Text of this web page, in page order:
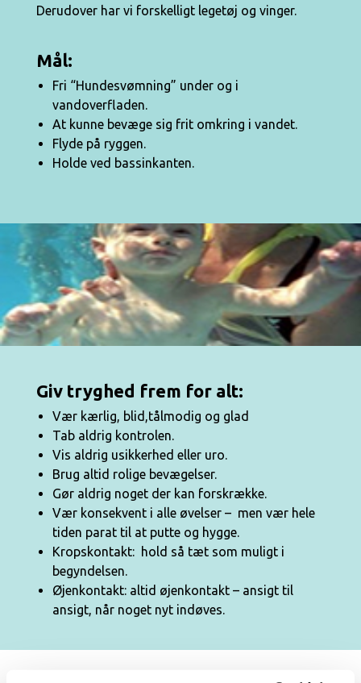
Derudover har vi forskelligt legetøj og vinger.
Mål:
Fri “Hundesvømning” under og i
vandoverfladen.
At kunne bevæge sig frit omkring i vandet.
Flyde på ryggen.
Holde ved bassinkanten.
Giv tryghed frem for alt:
Vær kærlig, blid,tålmodig og glad
Tab aldrig kontrolen.
Vis aldrig usikkerhed eller uro.
Brug altid rolige bevægelser.
Gør aldrig noget der kan forskrække.
Vær konsekvent i alle øvelser – men vær hele
tiden parat til at putte og hygge.
Kropskontakt: hold så tæt som muligt i
begyndelsen.
Øjenkontakt: altid øjenkontakt – ansigt til
ansigt, når noget nyt indøves.